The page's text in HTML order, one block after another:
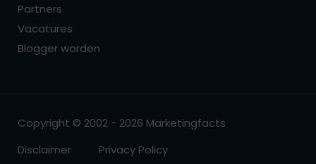
Partners
Vacatures
Blogger worden
Copyright © 2002 - 2026 Marketingfacts
Disclaimer
Privacy Policy